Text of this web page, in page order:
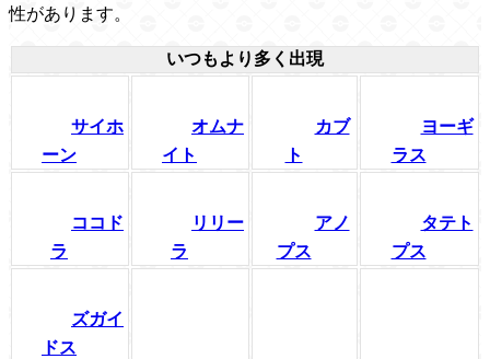
性があります。
いつもより多く出現
サイホ
ーン
オムナ
イト
カブ
ト
ヨーギ
ラス
ココド
ラ
リリー
ラ
アノ
プス
タテト
プス
ズガイ
ドス